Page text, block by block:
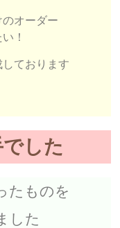
オーダー
！
ております
した
たものを
した